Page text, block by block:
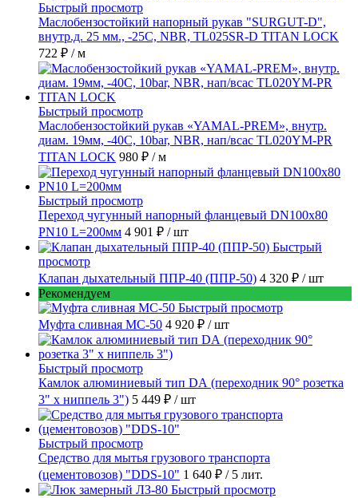
Быстрый просмотр
Маслобензостойкий напорный рукав "SURGUT-D",
внутр.д. 25 мм., -25C, NBR, TL025SR-D TITAN LOCK
722 ₽ / м
Быстрый просмотр
Маслобензостойкий рукав «YAMAL-PREM», внутр.
диам. 19мм, -40C, 10bar, NBR, нап/всас TL020YM-PR
TITAN LOCK 980 ₽ / м
Быстрый просмотр
Переход чугунный напорный фланцевый DN100х80
PN10 L=200мм 4 901 ₽ / шт
Быстрый
просмотр
Клапан дыхательный ППР-40 (ППР-50) 4 320 ₽ / шт
Рекомендуем
Быстрый просмотр
Муфта сливная МС-50 4 920 ₽ / шт
Быстрый просмотр
Камлок алюминиевый тип DА (переходник 90° розетка
3" х ниппель 3") 5 449 ₽ / шт
Быстрый просмотр
Средство для мытья грузового транспорта
(цементовозов) "DDS-10" 1 640 ₽ / 5 лит.
Быстрый просмотр